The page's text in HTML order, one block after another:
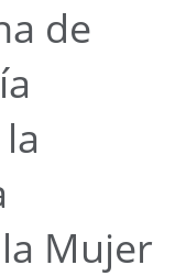
de
Mujer